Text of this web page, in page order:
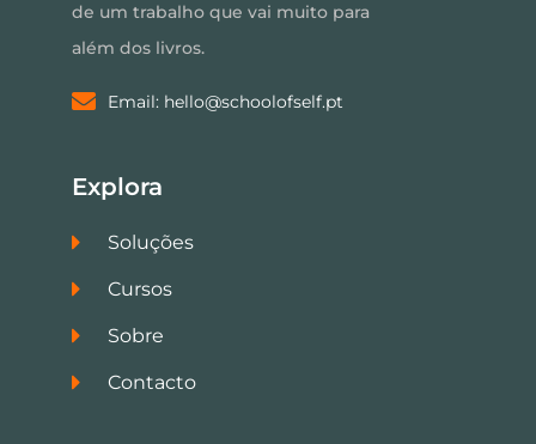
de um trabalho que vai muito para
além dos livros.
Email: hello@schoolofself.pt
Explora
Soluções
Cursos
Sobre
Contacto